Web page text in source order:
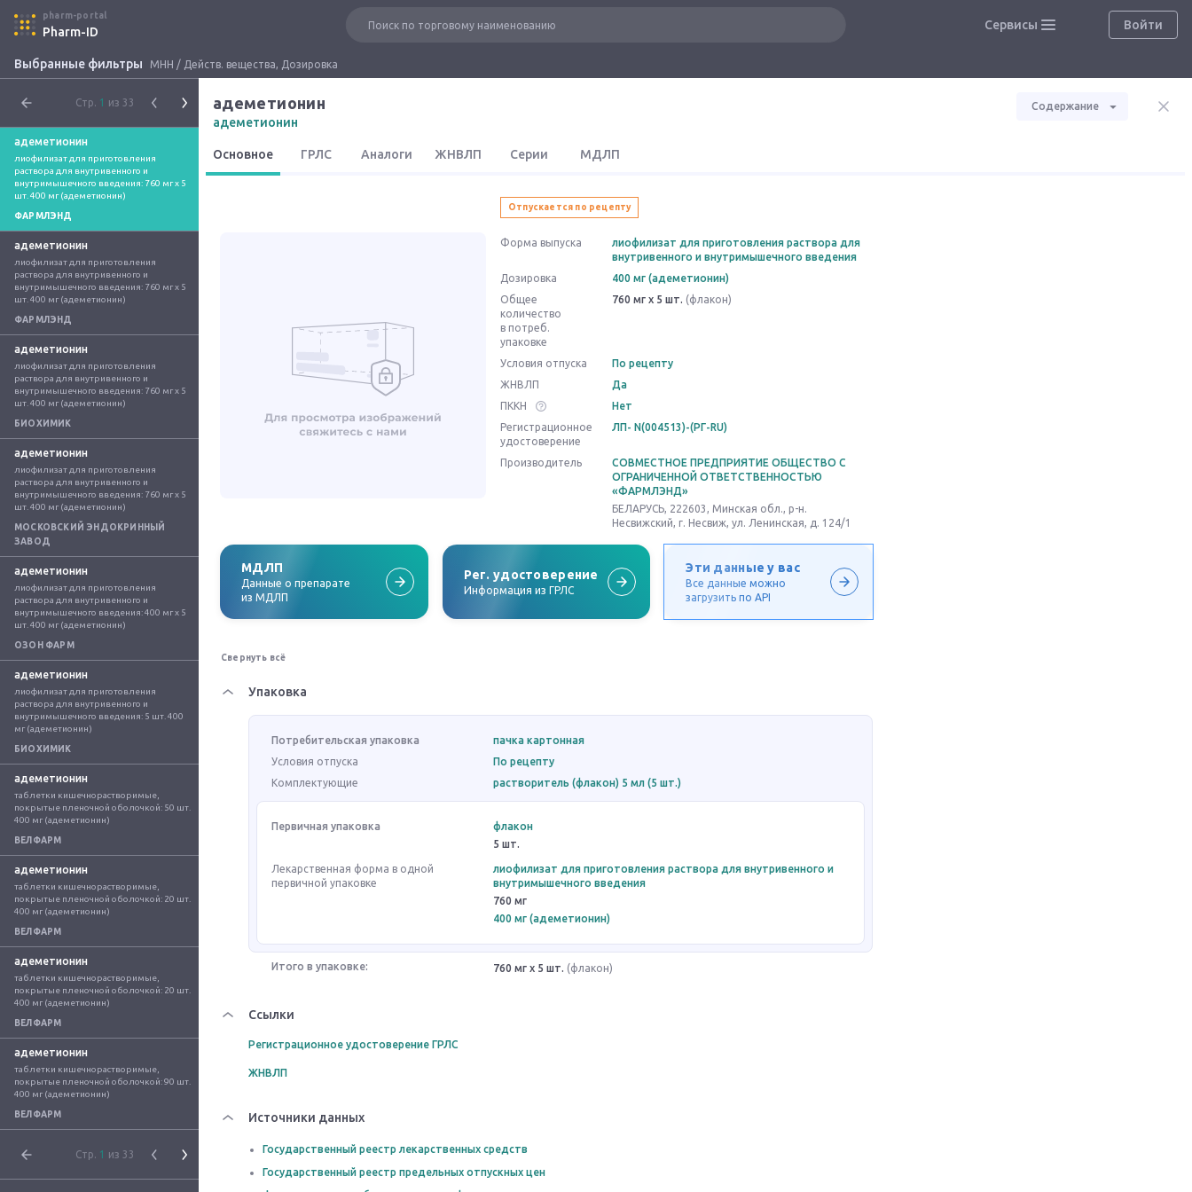
pharm-portal
Pharm-ID Сервисы Войти
Выбранные фильтры МНН / Действ. вещества, Дозировка
Стр. 1 из 33
адеметионин
лиофилизат для приготовления
раствора для внутривенного и
внутримышечного введения: 760 мг x 5
шт. 400 мг (адеметионин)
ФАРМЛЭНД
адеметионин
лиофилизат для приготовления
раствора для внутривенного и
внутримышечного введения: 760 мг x 5
шт. 400 мг (адеметионин)
ФАРМЛЭНД
адеметионин
лиофилизат для приготовления
раствора для внутривенного и
внутримышечного введения: 760 мг x 5
шт. 400 мг (адеметионин)
БИОХИМИК
адеметионин
лиофилизат для приготовления
раствора для внутривенного и
внутримышечного введения: 760 мг x 5
шт. 400 мг (адеметионин)
МОСКОВСКИЙ ЭНДОКРИННЫЙ
ЗАВОД
адеметионин
лиофилизат для приготовления
раствора для внутривенного и
внутримышечного введения: 400 мг x 5
шт. 400 мг (адеметионин)
ОЗОН ФАРМ
адеметионин
лиофилизат для приготовления
раствора для внутривенного и
внутримышечного введения: 5 шт. 400
мг (адеметионин)
БИОХИМИК
адеметионин
таблетки кишечнорастворимые,
покрытые пленочной оболочкой: 50 шт.
400 мг (адеметионин)
ВЕЛФАРМ
адеметионин
таблетки кишечнорастворимые,
покрытые пленочной оболочкой: 20 шт.
400 мг (адеметионин)
ВЕЛФАРМ
адеметионин
таблетки кишечнорастворимые,
покрытые пленочной оболочкой: 20 шт.
400 мг (адеметионин)
ВЕЛФАРМ
адеметионин
таблетки кишечнорастворимые,
покрытые пленочной оболочкой: 90 шт.
400 мг (адеметионин)
ВЕЛФАРМ
Стр. 1 из 33
адеметионин
адеметионин
Содержание
Основное ГРЛС Аналоги ЖНВЛП Серии МДЛП
Отпускается по рецепту
Форма выпуска
лиофилизат для приготовления раствора для
внутривенного и внутримышечного введения
Дозировка
400 мг (адеметионин)
Общее
количество
в потреб.
упаковке
760 мг x 5 шт. (флакон)
Условия отпуска
По рецепту
ЖНВЛП
Да
ПККН
Нет
Регистрационное
удостоверение
ЛП- N(004513)-(РГ-RU)
Производитель
СОВМЕСТНОЕ ПРЕДПРИЯТИЕ ОБЩЕСТВО С
ОГРАНИЧЕННОЙ ОТВЕТСТВЕННОСТЬЮ
«ФАРМЛЭНД»
БЕЛАРУСЬ, 222603, Минская обл., р-н.
Несвижский, г. Несвиж, ул. Ленинская, д. 124/1
МДЛП
Данные о препарате
из МДЛП
Рег. удостоверение
Информация из ГРЛС
Эти данные у вас
Все данные можно
загрузить по API
Свернуть всё
Упаковка
Потребительская упаковка
пачка картонная
Условия отпуска
По рецепту
Комплектующие
растворитель (флакон) 5 мл (5 шт.)
Первичная упаковка
флакон
5 шт.
Лекарственная форма в одной
первичной упаковке
лиофилизат для приготовления раствора для внутривенного и
внутримышечного введения
760 мг
400 мг (адеметионин)
Итого в упаковке: 760 мг x 5 шт. (флакон)
Ссылки
Регистрационное удостоверение ГРЛС
ЖНВЛП
Источники данных
Государственный реестр лекарственных средств
Государственный реестр предельных отпускных цен